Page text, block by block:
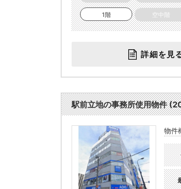
1階 空中階
詳細を見
駅前立地の事務所使用物件
物件